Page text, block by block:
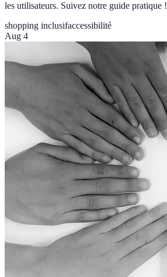
les utilisateurs. Suivez notre guide pratique !
shopping inclusifaccessibilité
Aug 4